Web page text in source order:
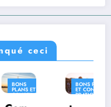
ceci
BONS PLANS
ET CONSEILS
PRATIQUES
INSPIRATION
&